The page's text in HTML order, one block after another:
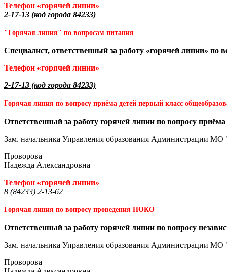
Телефон «горячей линии»
2-17-13 (код города 84233)
"Горячая линия" по вопросам питания
Специалист, ответственный за работу «горячей линии» по
Телефон «горячей линии»
2-17-13 (код города 84233)
Горячая линия по вопросу приёма детей первый класс
Ответственный за работу горячей линии по вопросу
Зам. начальника Управления образования Администрации МО
Проворова
Надежда Александровна
Телефон «горячей линии»
8 (84233) 2-13-62
Горячая линия по вопросу проведения НОКО
Ответственный за работу горячей линии по вопросу
Зам. начальника Управления образования Администрации МО
Проворова